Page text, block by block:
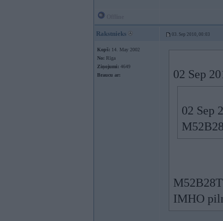
Rakstnieks 03. Sep 2010, 00:03
Kopš: 14. May 2002
No: Rīga
Ziņojumi: 4649
Braucu ar:
02 Sep
02 Sep
IMHO